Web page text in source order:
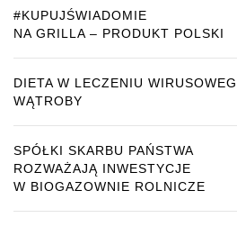
#KUPUJŚWIADOMIE
NA GRILLA – PRODUKT POLSKI
DIETA W LECZENIU
WĄTROBY
SPÓŁKI SKARBU PAŃSTWA
ROZWAŻAJĄ INWESTYCJE
W BIOGAZOWNIE ROLNICZE